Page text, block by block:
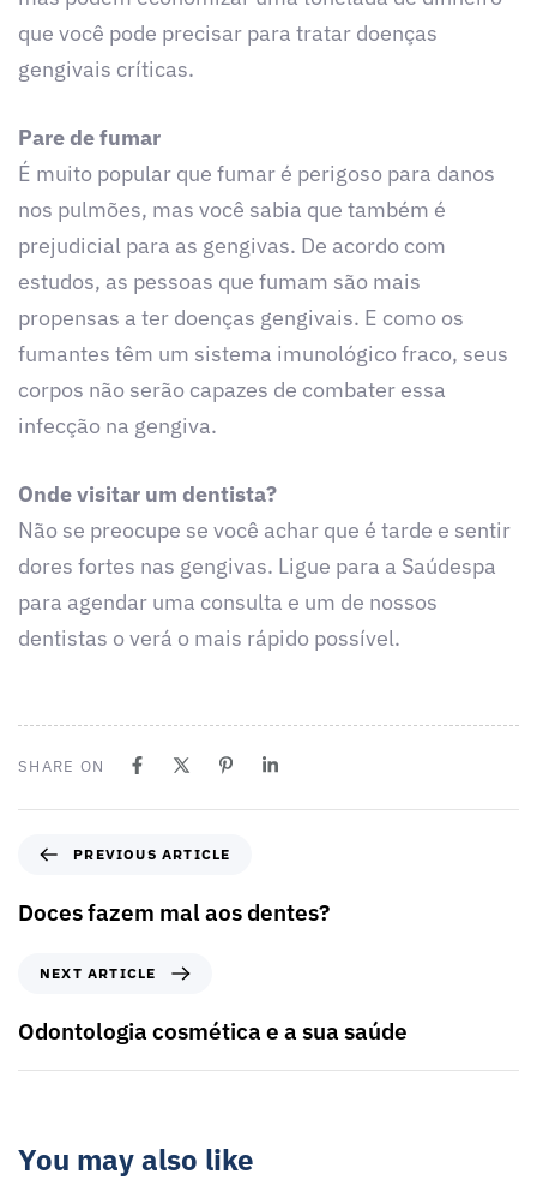
que você pode precisar para tratar doenças
gengivais críticas.
Pare de fumar
É muito popular que fumar é perigoso para danos
nos pulmões, mas você sabia que também é
prejudicial para as gengivas. De acordo com
estudos, as pessoas que fumam são mais
propensas a ter doenças gengivais. E como os
fumantes têm um sistema imunológico fraco, seus
corpos não serão capazes de combater essa
infecção na gengiva.
Onde visitar um dentista?
Não se preocupe se você achar que é tarde e sentir
dores fortes nas gengivas. Ligue para a Saúdespa
para agendar uma consulta e um de nossos
dentistas o verá o mais rápido possível.
SHARE ON
PREVIOUS ARTICLE
Doces fazem mal aos dentes?
NEXT ARTICLE
Odontologia cosmética e a sua saúde
You may also like